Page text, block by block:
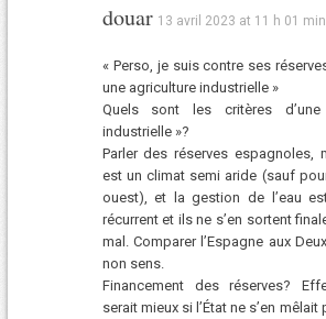
douar 13 avril 2023 at 11 h 01 min
« Perso, je suis contre ses
une agriculture industrielle »
Quels sont les critères
industrielle »?
Parler des réserves espagnoles,
est un climat semi aride (sauf
ouest), et la gestion de l’eau
récurrent et ils ne s’en sortent
mal. Comparer l’Espagne aux
non sens.
Financement des réserves?
serait mieux si l’État ne s’en